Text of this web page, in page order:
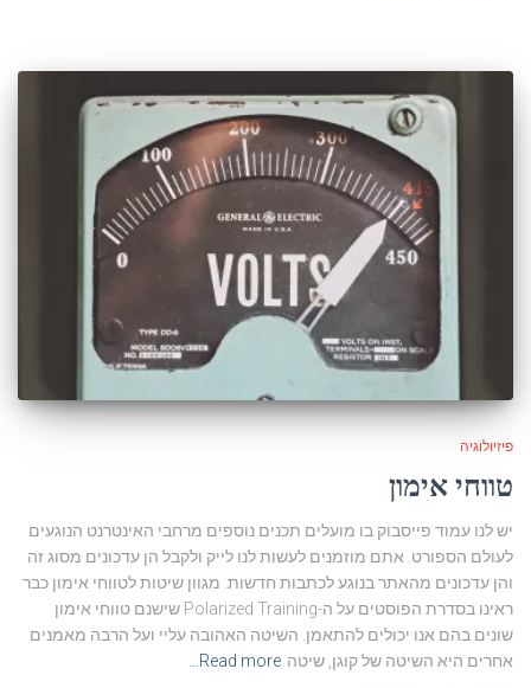
פיזיולוגיה
טווחי אימון
יש לנו עמוד פייסבוק בו מועלים תכנים נוספים מרחבי האינטרנט הנוגעים
לעולם הספורט. אתם מוזמנים לעשות לנו לייק ולקבל הן עדכונים מסוג זה
והן עדכונים מהאתר בנוגע לכתבות חדשות. מגוון שיטות לטווחי אימון כבר
ראינו בסדרת הפוסטים על ה-Polarized Training שישנם טווחי אימון
שונים בהם אנו יכולים להתאמן. השיטה האהובה עליי ועל הרבה מאמנים
אחרים היא השיטה של קוגן, שיטה Read more…